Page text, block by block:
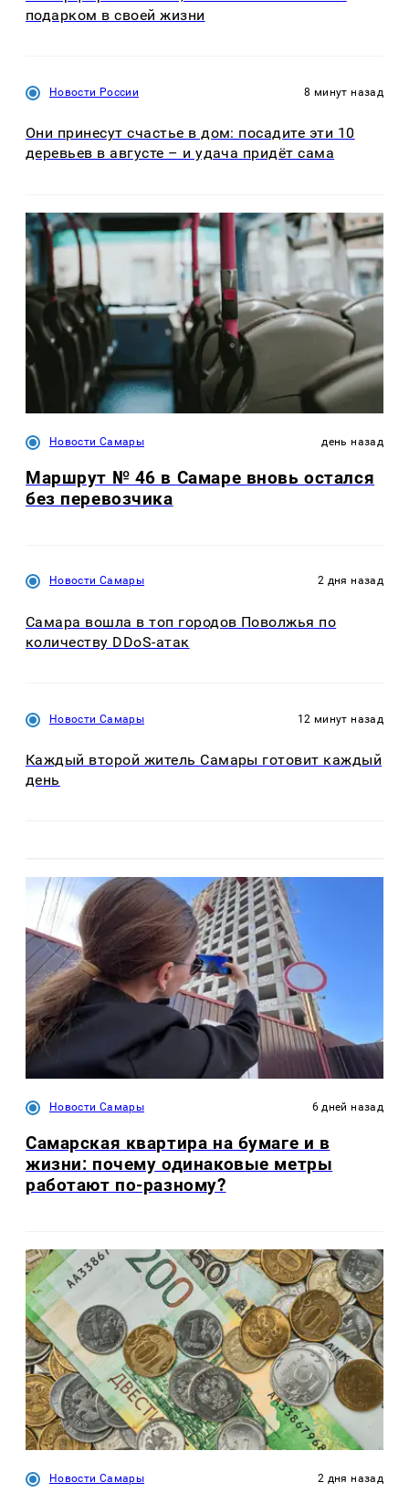
подарком в своей жизни
Новости России 8 минут назад
Они принесут счастье в дом: посадите эти 10
деревьев в августе – и удача придёт сама
Новости Самары день назад
Маршрут № 46 в Самаре вновь остался
без перевозчика
Новости Самары 2 дня назад
Самара вошла в топ городов Поволжья по
количеству DDoS-атак
Новости Самары 12 минут назад
Каждый второй житель Самары готовит каждый
день
Новости Самары 6 дней назад
Самарская квартира на бумаге и в
жизни: почему одинаковые метры
работают по-разному?
Новости Самары 2 дня назад